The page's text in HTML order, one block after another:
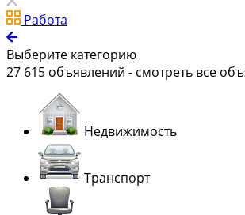
Работа
Выберите категорию
27 615 объявлений - смотреть все
Недвижимость
Транспорт